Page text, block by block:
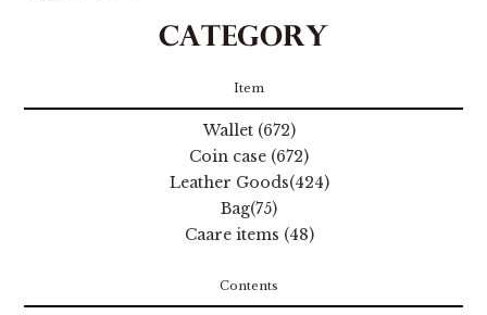
Item
Wallet (672)
Coin case (672)
Leather Goods(424)
Bag(75)
Caare items (48)
Contents